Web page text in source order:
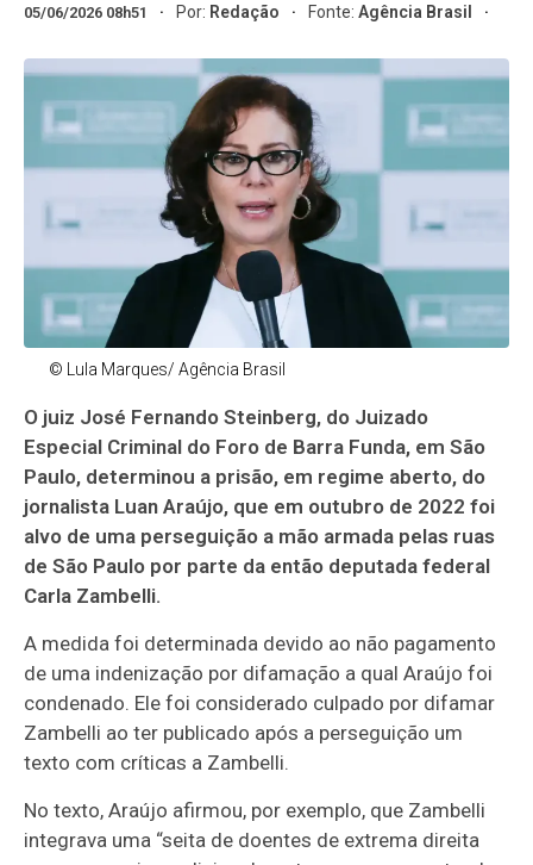
05/06/2026 08h51 Por: Redação Fonte:Agência Brasil
© Lula Marques/ Agência Brasil
O juiz José Fernando Steinberg, do Juizado
Especial Criminal do Foro de Barra Funda, em São
Paulo, determinou a prisão, em regime aberto, do
jornalista Luan Araújo, que em outubro de 2022 foi
alvo de uma perseguição a mão armada pelas ruas
de São Paulo por parte da então deputada federal
Carla Zambelli.
A medida foi determinada devido ao não pagamento
de uma indenização por difamação a qual Araújo foi
condenado. Ele foi considerado culpado por difamar
Zambelli ao ter publicado após a perseguição um
texto com críticas a Zambelli.
No texto, Araújo afirmou, por exemplo, que Zambelli
integrava uma “seita de doentes de extrema direita